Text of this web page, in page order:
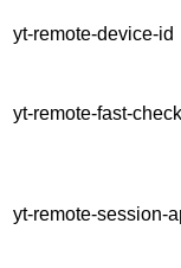
yt-remote-device-id
yt-remote-fast-
yt-remote-session-